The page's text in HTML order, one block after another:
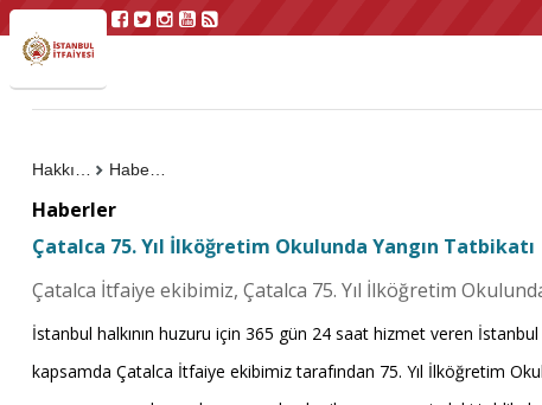
Haberler
Haberler
Çatalca 75. Yıl İlköğretim Okulunda Yangın Tatbikatı
Çatalca İtfaiye ekibimiz, Çatalca 75. Yıl İlköğretim
İstanbul halkının huzuru için 365 gün 24 saat hizmet veren
kapsamda Çatalca İtfaiye ekibimiz tarafından 75. Yıl İlköğretim